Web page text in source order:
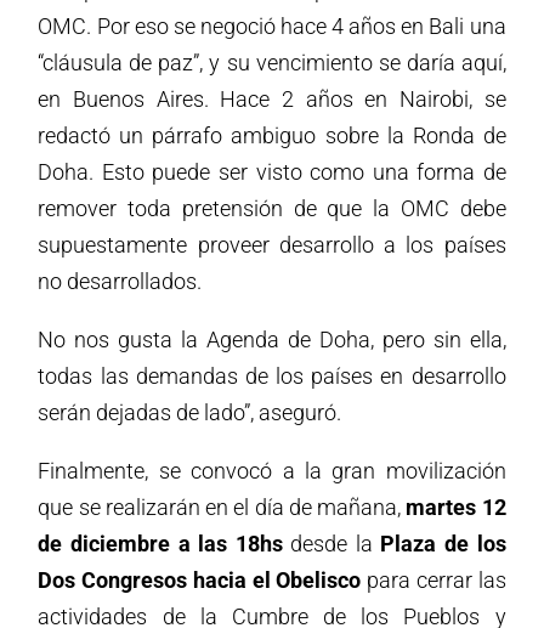
OMC. Por eso se negoció hace 4 años en Bali una
“cláusula de paz”, y su vencimiento se daría aquí,
en Buenos Aires. Hace 2 años en Nairobi, se
redactó un párrafo ambiguo sobre la Ronda de
Doha. Esto puede ser visto como una forma de
remover toda pretensión de que la OMC debe
supuestamente proveer desarrollo a los países
no desarrollados.
No nos gusta la Agenda de Doha, pero sin ella,
todas las demandas de los países en desarrollo
serán dejadas de lado”, aseguró.
Finalmente, se convocó a la gran movilización
que se realizarán en el día de mañana, martes 12
de diciembre a las 18hsdesde la Plaza de los
Dos Congresos hacia el Obelisco para cerrar las
actividades de la Cumbre de los Pueblos y